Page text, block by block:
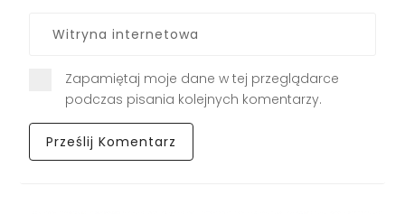
Zapamiętaj moje dane w tej przeglądarce
podczas pisania kolejnych komentarzy.